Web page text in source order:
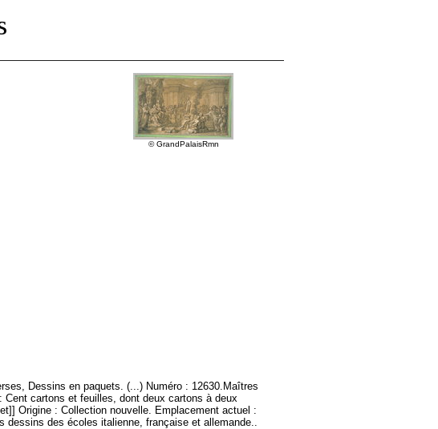
© GrandPalaisRmn
Dessins en paquets. (...) Numéro : 12630.Maîtres
cartons et feuilles, dont deux cartons à deux
Origine : Collection nouvelle. Emplacement actuel :
dessins des écoles italienne, française et allemande..